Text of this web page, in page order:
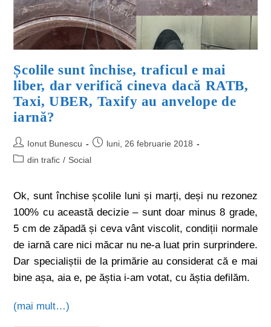
Școlile sunt închise, traficul e mai
liber, dar verifică cineva dacă RATB,
Taxi, UBER, Taxify au anvelope de
iarnă?
Ionut Bunescu
luni, 26 februarie 2018
din trafic / Social
Ok, sunt închise școlile luni și marți, deși nu rezonez
100% cu această decizie – sunt doar minus 8 grade,
5 cm de zăpadă și ceva vânt viscolit, condiții normale
de iarnă care nici măcar nu ne-a luat prin surprindere.
Dar specialiștii de la primărie au considerat că e mai
bine așa, aia e, pe ăștia i-am votat, cu ăștia defilăm.
(mai mult…)